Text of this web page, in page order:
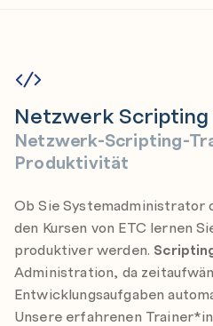
Netzwerk Scripting
Netzwerk-Scripting-
Produktivität
Ob Sie Systemadministrator
den Kursen von ETC lernen
produktiver werden.
Administration, da
Entwicklungsaufgaben
Unsere erfahrenen